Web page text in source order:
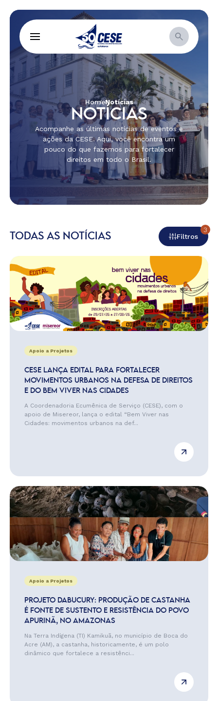
HomeNotícias
NOTÍCIAS
Acompanhe as últimas notícias de eventos e
ações da CESE. Aqui, você encontra um
pouco do que fazemos para fortalecer
direitos em todo o Brasil.
TODAS AS NOTÍCIAS Filtros
3
Apoio a Projetos
CESE LANÇA EDITAL PARA FORTALECER
MOVIMENTOS URBANOS NA DEFESA DE DIREITOS
E DO BEM VIVER NAS CIDADES
A Coordenadoria Ecumênica de Serviço (CESE), com o
apoio de Misereor, lança o edital “Bem Viver nas
Cidades: movimentos urbanos na def...
Apoio a Projetos
PROJETO DABUCURY: PRODUÇÃO DE CASTANHA
É FONTE DE SUSTENTO E RESISTÊNCIA DO POVO
APURINÃ, NO AMAZONAS
Na Terra Indígena (TI) Kamikuã, no município de Boca do
Acre (AM), a castanha, historicamente, é um polo
dinâmico que fortalece a resistênci...